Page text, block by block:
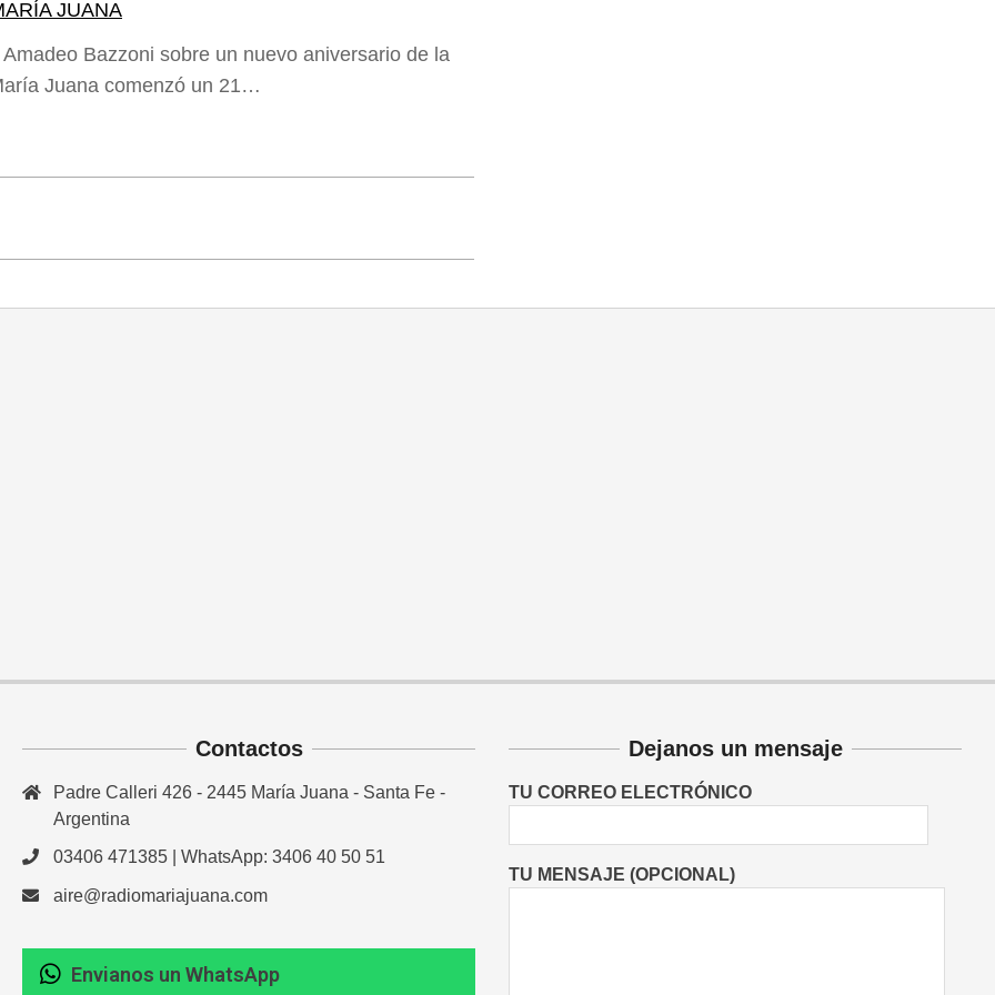
JUANA
Bazzoni sobre un nuevo aniversario de la
Juana comenzó un 21…
Contactos
Padre Calleri 426 - 2445 María Juana - Santa Fe -
Argentina
03406 471385 | WhatsApp: 3406 40 50 51
aire@radiomariajuana.com
Envianos un WhatsApp
Dejanos un mensaje
TU CORREO ELECTRÓNICO
TU MENSAJE (OPCIONAL)